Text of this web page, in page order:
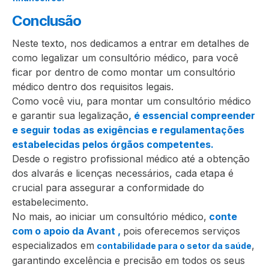
Conclusão
Neste texto, nos dedicamos a entrar em detalhes de
como legalizar um consultório médico, para você
ficar por dentro de como montar um consultório
médico dentro dos requisitos legais.
Como você viu, para montar um consultório médico
e garantir sua legalização, é essencial compreender
e seguir todas as exigências e regulamentações
estabelecidas pelos órgãos competentes.
Desde o registro profissional médico até a obtenção
dos alvarás e licenças necessários, cada etapa é
crucial para assegurar a conformidade do
estabelecimento.
No mais, ao iniciar um consultório médico, conte
com o apoio da Avant , pois oferecemos serviços
especializados em contabilidade para o setor da saúde,
garantindo excelência e precisão em todos os seus